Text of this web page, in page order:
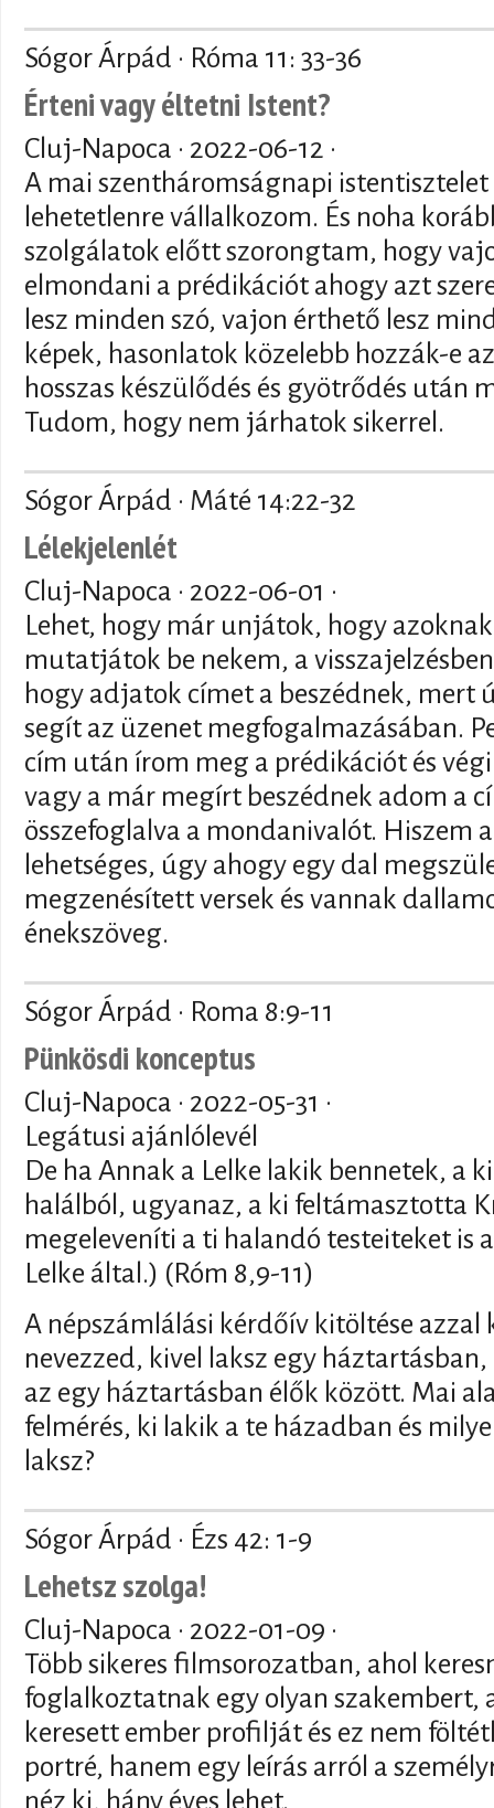
Sógor Árpád · Róma 11: 33-36
Érteni vagy éltetni Istent?
Cluj-Napoca · 2022-06-12 ·
A mai szentháromságnapi
lehetetlenre vállalkozom. És noha
szolgálatok előtt szorongtam, hogy
elmondani a prédikációt ahogy azt
lesz minden szó, vajon érthető lesz
képek, hasonlatok közelebb hozzák-e
hosszas készülődés és gyötrődés után
Tudom, hogy nem járhatok sikerrel.
Sógor Árpád · Máté 14:22-32
Lélekjelenlét
Cluj-Napoca · 2022-06-01 ·
Lehet, hogy már unjátok, hogy
mutatjátok be nekem, a
hogy adjatok címet a beszédnek, mert
segít az üzenet megfogalmazásában.
cím után írom meg a prédikációt és
vagy a már megírt beszédnek adom a
összefoglalva a mondanivalót. Hiszem
lehetséges, úgy ahogy egy dal
megzenésített versek és vannak
énekszöveg.
Sógor Árpád · Roma 8:9-11
Pünkösdi konceptus
Cluj-Napoca · 2022-05-31 ·
Legátusi ajánlólevél
De ha Annak a Lelke lakik bennetek, a
halálból, ugyanaz, a ki feltámasztotta
megeleveníti a ti halandó testeiteket is
Lelke által.) (Róm 8,9-11)
A népszámlálási kérdőív kitöltése
nevezzed, kivel laksz egy
az egy háztartásban élők között. Mai
felmérés, ki lakik a te házadban és
laksz?
Sógor Árpád · Ézs 42: 1-9
Lehetsz szolga!
Cluj-Napoca · 2022-01-09 ·
Több sikeres filmsorozatban, ahol
foglalkoztatnak egy olyan szakembert,
keresett ember profilját és ez nem
portré, hanem egy leírás arról a
néz ki, hány éves lehet.